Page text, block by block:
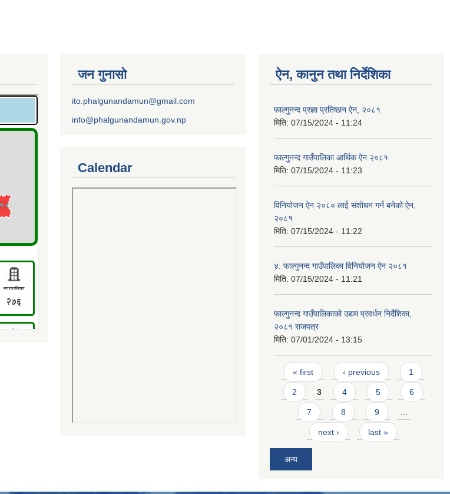
जन गुनासो
ito.phalgunandamun@gmail.com
info@phalgunandamun.gov.np
Calendar
ऐन, कानुन तथा निर्देशिका
फाल्गुनन्द प्रज्ञा प्रतिष्ठान ऐन, २०८१
मिति: 07/15/2024 - 11:24
फाल्गुनन्द गाउँपालिका आर्थिक ऐन २०८१
मिति: 07/15/2024 - 11:23
विनियोजन ऐन २०८० लाई संशोधन गर्न बनेको ऐन,
२०८१
मिति: 07/15/2024 - 11:22
४. फाल्गुनन्द गाउँपालिका विनियोजन ऐन २०८१
मिति: 07/15/2024 - 11:21
फाल्गुनन्द गाउँपालिकाको उद्यम प्रवर्धन निर्देशिका,
२०८१ राजपत्र
मिति: 07/01/2024 - 13:15
Pages
« first ‹ previous 1
2 3 4 5 6
7 8 9
next › last »
अन्य